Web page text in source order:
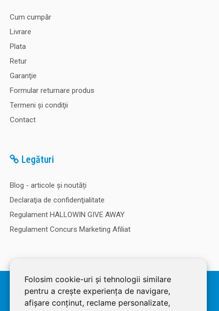
Folosim cookie-uri și tehnologii similare
pentru a crește experiența de navigare,
afișare conținut, reclame personalizate,
Cum cumpăr
Livrare
Plata
Retur
Garanţie
Formular returnare produs
Termeni şi condiţii
Contact
Legături
Blog - articole și noutăți
Declaraţia de confidenţialitate
Regulament HALLOWIN GIVE AWAY
Regulament Concurs Marketing Afiliat
© 2026 SOLDEC SRL, RO1822625, J12/4355/2005, Cap Social: 50.000
RON. Magazin dezvoltat de LiveCOM